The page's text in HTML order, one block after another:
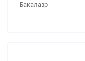
Бакалавр